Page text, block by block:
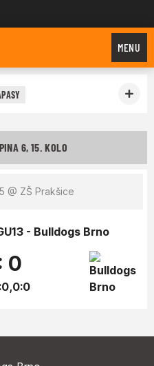
MENU
6, 15. KOLO
@ ZŠ Prakšice
- Bulldogs Brno
0